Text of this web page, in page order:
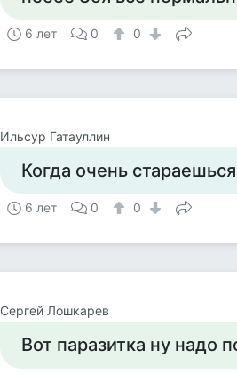
6 лет 0 0
Ильсур Гатауллин
Когда очень
6 лет 0 0
Сергей Лошкарев
Вот паразитка ну надо